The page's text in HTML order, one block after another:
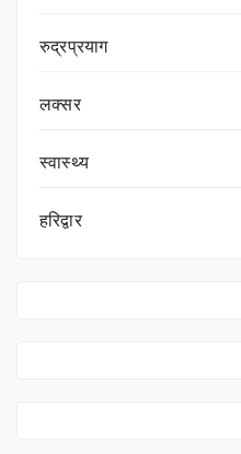
रुद्रप्रयाग
लक्सर
स्वास्थ्य
हरिद्वार